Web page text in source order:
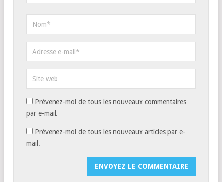
Prévenez-moi de tous les nouveaux commentaires
par e-mail.
Prévenez-moi de tous les nouveaux articles par e-
mail.